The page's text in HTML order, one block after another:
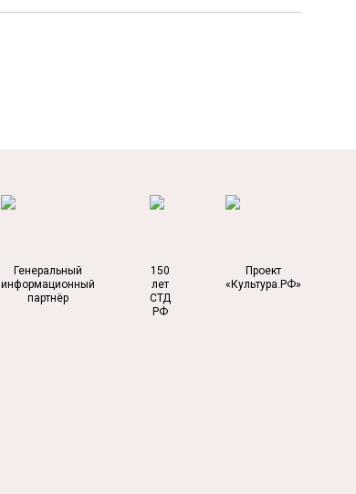
Генеральный
информационный
партнёр
150
лет
СТД
РФ
Проект
«Культура.РФ»